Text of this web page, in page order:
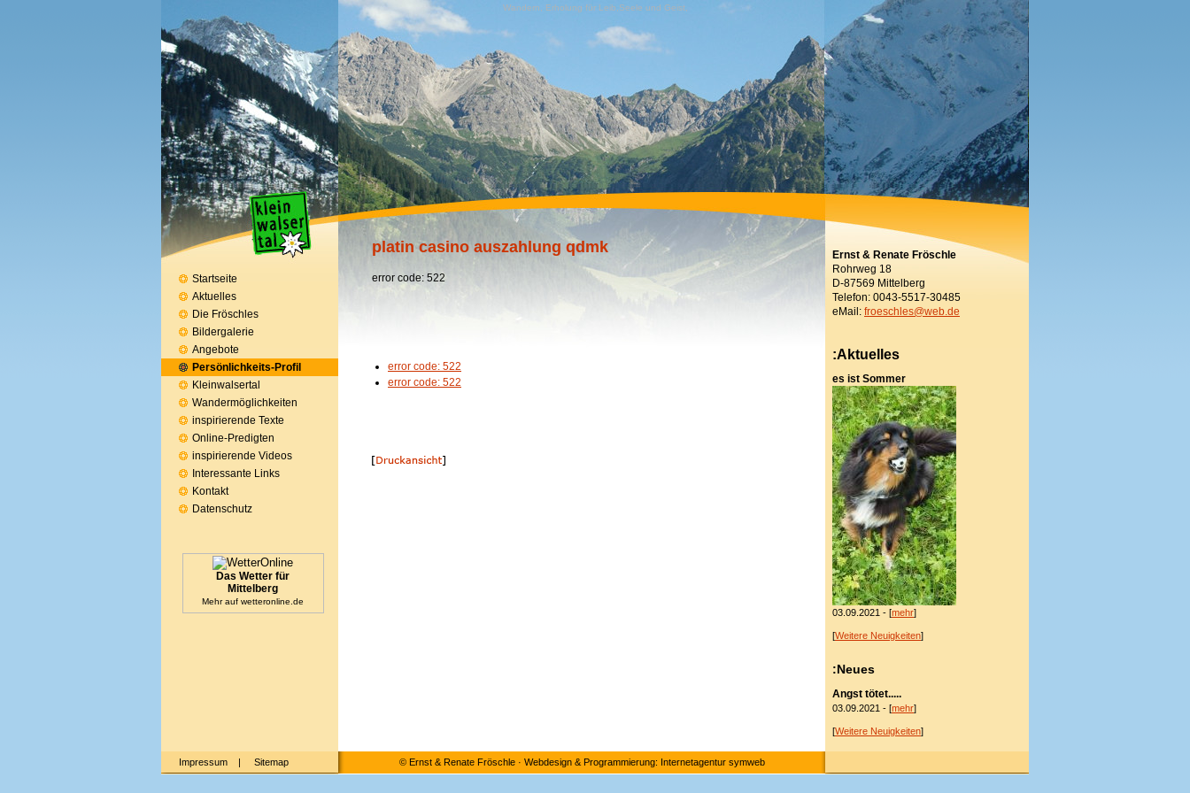
Wandern, Erholung für Leib,Seele und Geist,
platin casino auszahlung qdmk
error code: 522
error code: 522
error code: 522
Startseite
Aktuelles
Die Fröschles
Bildergalerie
Angebote
Persönlichkeits-Profil
Kleinwalsertal
Wandermöglichkeiten
inspirierende Texte
Online-Predigten
inspirierende Videos
Interessante Links
Kontakt
Datenschutz
Das Wetter für
Mittelberg
Mehr auf wetteronline.de
Ernst & Renate Fröschle
Rohrweg 18
D-87569 Mittelberg
Telefon: 0043-5517-30485
eMail: froeschles@web.de
:Aktuelles
es ist Sommer
03.09.2021 - [mehr]
[Weitere Neuigkeiten]
:Neues
Angst tötet.....
03.09.2021 - [mehr]
[Weitere Neuigkeiten]
Impressum | Sitemap © Ernst & Renate Fröschle· Webdesign & Programmierung: Internetagentur symweb